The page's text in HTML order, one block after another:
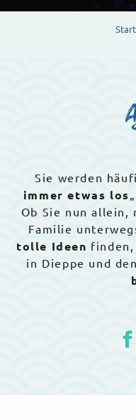
Sie werden
immer etwas los
Ob Sie nun
Familie
tolle Ideen finden,
in Dieppe und